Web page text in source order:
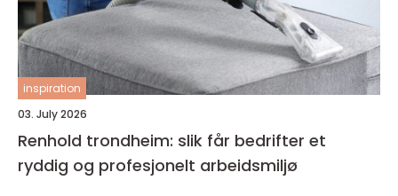
inspiration
03. July 2026
Renhold trondheim: slik får bedrifter et
ryddig og profesjonelt arbeidsmiljø